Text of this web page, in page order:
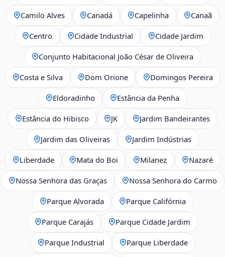
Camilo Alves Canadá Capelinha Canaã
Centro Cidade Industrial Cidade Jardim
Conjunto Habitacional João César de Oliveira
Costa e Silva Dom Orione Domingos Pereira
Eldoradinho Estância da Penha
Estância do Hibisco JK Jardim Bandeirantes
Jardim das Oliveiras Jardim Indústrias
Liberdade Mata do Boi Milanez Nazaré
Nossa Senhora das Graças Nossa Senhora do Carmo
Parque Alvorada Parque Califórnia
Parque Carajás Parque Cidade Jardim
Parque Industrial Parque Liberdade